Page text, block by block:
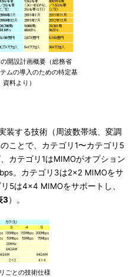
開設計画概要（総務省
ムの導入のための特定基
料より）
装する技術（周波数帯域、変調
ことで、カテゴリ1〜カテゴリ5
カテゴリ1はMIMOがオプション
。カテゴリ3は2×2 MIMOをサ
5は4×4 MIMOをサポートし、
3）。
ごとの技術仕様